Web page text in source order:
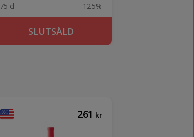
75 cl 12.5%
SLUTSÅLD
261 kr